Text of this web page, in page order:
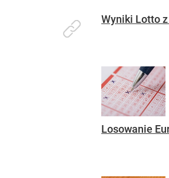
Wyniki Lotto
Losowanie